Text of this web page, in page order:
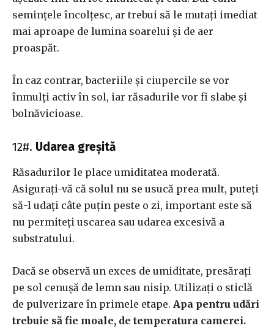
semințele încolțesc, ar trebui să le mutați imediat
mai aproape de lumina soarelui și de aer
proaspăt.
În caz contrar, bacteriile și ciupercile se vor
înmulți activ în sol, iar răsadurile vor fi slabe și
bolnăvicioase.
12#. Udarea greșită
Răsadurilor le place umiditatea moderată.
Asigurați-vă că solul nu se usucă prea mult, puteți
să-l udați câte puțin peste o zi, important este să
nu permiteți uscarea sau udarea excesivă a
substratului.
Dacă se observă un exces de umiditate, presărați
pe sol cenușă de lemn sau nisip. Utilizați o sticlă
de pulverizare în primele etape. Apa pentru udări
trebuie să fie moale, de temperatura camerei.